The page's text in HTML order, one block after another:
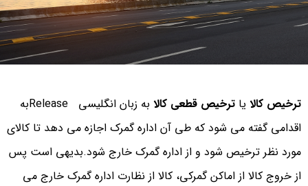
ترخیص کالا یا ترخیص قطعی کالا
به زبان انگلیسی Releaseبه
اقدامی گفته می شود که طی آن اداره گمرک اجازه می دهد تا کالای
مورد نظر ترخیص شود و از اداره گمرک خارج شود.بدیهی است پس
از خروج کالا از اماکن گمرکی، کالا از نظارت اداره گمرک خارج می